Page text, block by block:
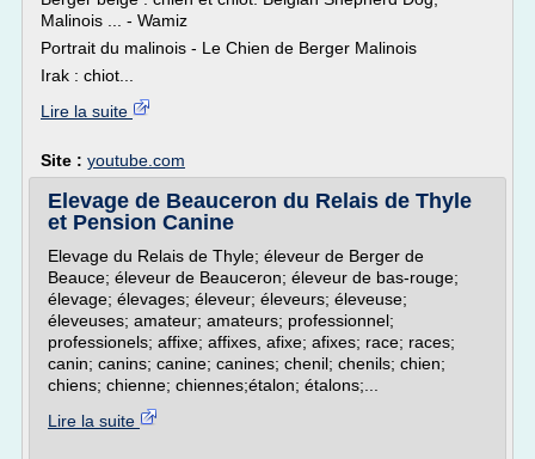
Malinois ... - Wamiz
Portrait du malinois - Le Chien de Berger Malinois
Irak : chiot...
Lire la suite
Site : youtube.com
Elevage de Beauceron du Relais de Thyle
et Pension Canine
Elevage du Relais de Thyle; éleveur de Berger de
Beauce; éleveur de Beauceron; éleveur de bas-rouge;
élevage; élevages; éleveur; éleveurs; éleveuse;
éleveuses; amateur; amateurs; professionnel;
professionels; affixe; affixes, afixe; afixes; race; races;
canin; canins; canine; canines; chenil; chenils; chien;
chiens; chienne; chiennes;étalon; étalons;...
Lire la suite